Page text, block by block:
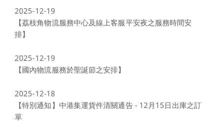
2025-12-19
【荔枝角物流服務中心及線上客服平安夜之服務時間安
排】
2025-12-19
【國內物流服務於聖誕節之安排】
2025-12-18
【特別通知】中港集運貨件清關通告 - 12月15日出庫之訂
單